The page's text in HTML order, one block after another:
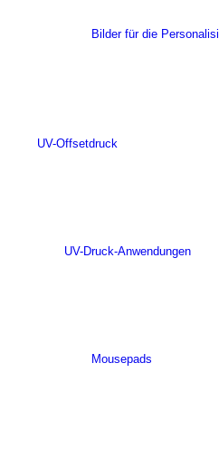
Bilder für die
UV-Offsetdruck
UV-Druck-Anwendungen
Mousepads